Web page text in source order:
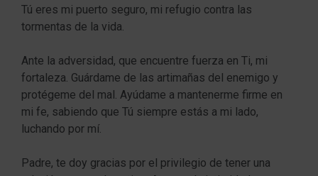
Tú eres mi puerto seguro, mi refugio contra las
tormentas de la vida.
Ante la adversidad, que encuentre fuerza en Ti, mi
fortaleza. Guárdame de las artimañas del enemigo y
protégeme del mal. Ayúdame a mantenerme firme en
mi fe, sabiendo que Tú siempre estás a mi lado,
luchando por mí.
Padre, te doy gracias por el privilegio de tener una